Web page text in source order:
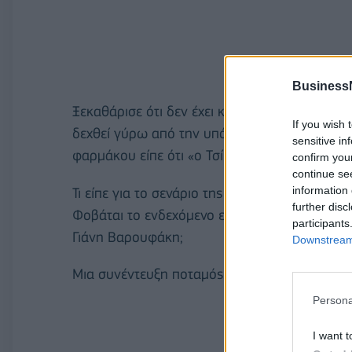
If you wish
sensitive
confirm
continue
information
further
I want
Ξεκαθάρισε ότι δεν έχει καμία διάθεση
δεχθεί γύρω από την υπόθεση Novartis, ενώ
φαρμάκου είπε ότι «ο Τσίπρας ήταν ο
Τι είπε για το σενάριο της μη
Φοβάται το ενδεχόμενο εμπλοκής με τους
Γιάνη Βαρουφάκη;
Μια συνέντευξη ποταμός.